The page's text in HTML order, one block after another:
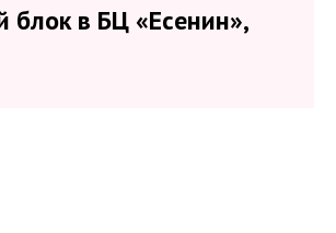
в БЦ «Есенин»,